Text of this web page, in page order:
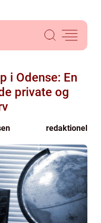
i Odense: En
private og
redaktionel